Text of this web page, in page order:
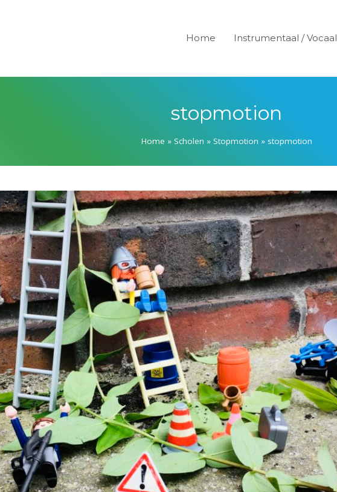
Home Instrumentaal / Vocaal
stopmotion
Home » Scholen » Stopmotion » stopmotion